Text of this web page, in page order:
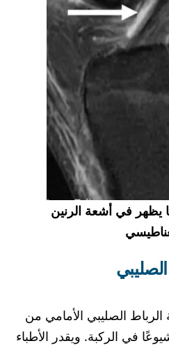
يظهر في أشعة الرنين
الرباط الصليبي الأمامي من
في الركبة. ويقدر الأطباء